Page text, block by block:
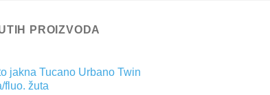
PROIZVODA
jakna Tucano Urbano Twin
fluo. žuta